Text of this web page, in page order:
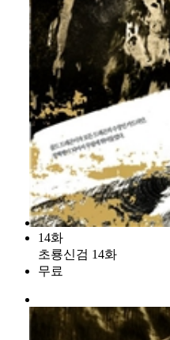
14화
초룡신검 14화
무료